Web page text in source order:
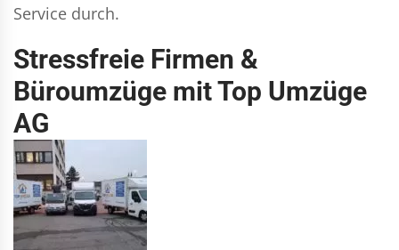
Service durch.
Stressfreie Firmen &
Büroumzüge mit Top Umzüge
AG